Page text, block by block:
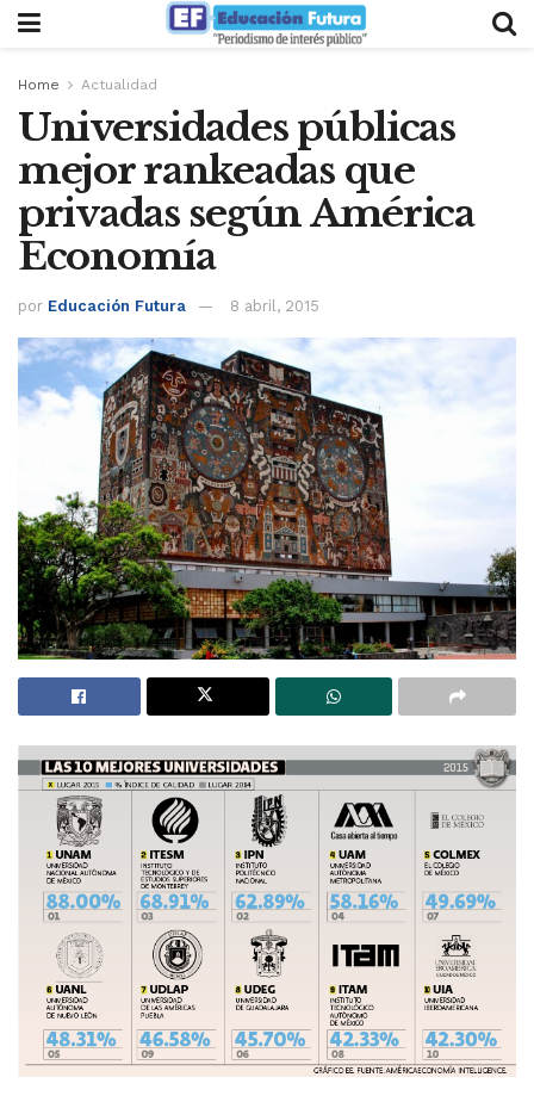
Home Actualidad
Universidades públicas
mejor rankeadas que
privadas según América
Economía
por Educación Futura 8 abril, 2015